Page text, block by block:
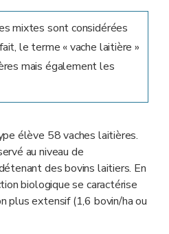
mixtes sont considérées
le terme « vache laitière »
mais également les
élève 58 vaches laitières.
au niveau de
des bovins laitiers. En
biologique se caractérise
plus extensif (1,6 bovin/ha ou